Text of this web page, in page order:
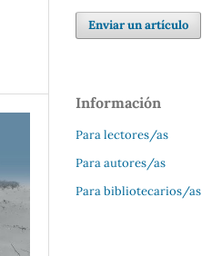
Enviar un artículo
Información
Para lectores/as
Para autores/as
Para bibliotecarios/as